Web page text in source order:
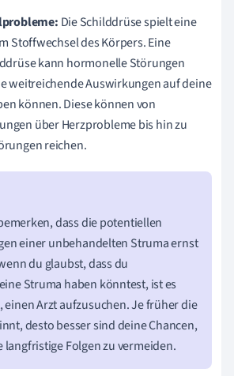
Die Schilddrüse spielt eine
Stoffwechsel des Körpers. Eine
kann hormonelle Störungen
weitreichende Auswirkungen auf deine
können. Diese können von
über Herzprobleme bis hin zu
reichen.
dass die potentiellen
einer unbehandelten Struma ernst
du glaubst, dass du
Struma haben könntest, ist es
Arzt aufzusuchen. Je früher die
desto besser sind deine Chancen,
Folgen zu vermeiden.